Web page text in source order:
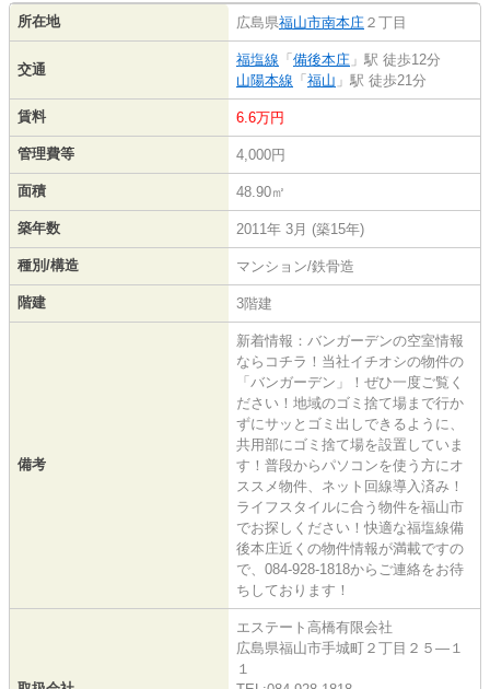
所在地 広島県福山市南本庄 ２丁目
交通
福塩線 「 備後本庄 」駅 徒歩12分
山陽本線 「 福山 」駅 徒歩21分
賃料 6.6万円
管理費等 4,000円
面積 48.90㎡
築年数 2011年 3月 (築15年)
種別/構造 マンション/鉄骨造
階建 3階建
備考
新着情報：バンガーデンの空室情報
ならコチラ！当社イチオシの物件の
「バンガーデン」！ぜひ一度ご覧く
ださい！地域のゴミ捨て場まで行か
ずにサッとゴミ出しできるように、
共用部にゴミ捨て場を設置していま
す！普段からパソコンを使う方にオ
ススメ物件、ネット回線導入済み！
ライフスタイルに合う物件を福山市
でお探しください！快適な福塩線備
後本庄近くの物件情報が満載ですの
で、084-928-1818からご連絡をお待
ちしております！
エステート高橋有限会社
広島県福山市手城町２丁目２５―１
１